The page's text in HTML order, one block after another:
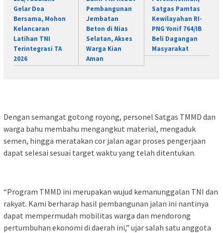
Gelar Doa
Bersama, Mohon
Kelancaran
Latihan TNI
Terintegrasi TA
2026
Pembangunan
Jembatan
Beton di Nias
Selatan, Akses
Warga Kian
Aman
Satgas Pamtas
Kewilayahan RI-
PNG Yonif 764/IB
Beli Dagangan
Masyarakat
Dengan semangat gotong royong, personel Satgas TMMD dan
warga bahu membahu mengangkut material, mengaduk
semen, hingga meratakan cor jalan agar proses pengerjaan
dapat selesai sesuai target waktu yang telah ditentukan.
“Program TMMD ini merupakan wujud kemanunggalan TNI dan
rakyat. Kami berharap hasil pembangunan jalan ini nantinya
dapat mempermudah mobilitas warga dan mendorong
pertumbuhan ekonomi di daerah ini,” ujar salah satu anggota